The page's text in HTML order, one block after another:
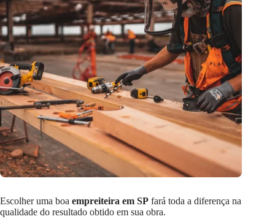
Escolher uma boa empreiteira em SP fará toda a diferença na
qualidade do resultado obtido em sua obra.